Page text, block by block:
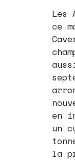
Les
ce
en
un
la